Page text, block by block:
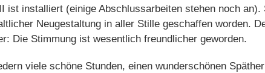
ist installiert (einige Abschlussarbeiten stehen noch
Neugestaltung in aller Stille geschaffen worden.
Die Stimmung ist wesentlich freundlicher geworden.
viele schöne Stunden, einen wunderschönen